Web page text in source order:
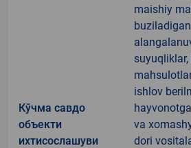
Кўчма савдо
объекти
ихтисослашуви
maishiy
ishlov
va
dori